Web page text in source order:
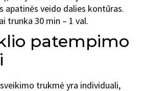
apatinės veido dalies kontūras.
trunka 30 min – 1 val.
patempimo
trukmė yra individuali,